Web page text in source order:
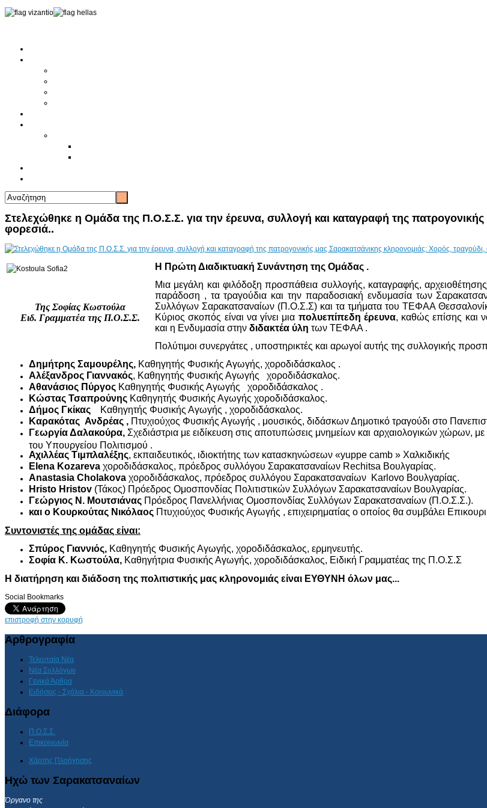
Στελεχώθηκε η Ομάδα της Π.Ο.Σ.Σ. για την έρευνα, συλλογή και καταγραφή της
φορεσιά..
Της Σοφίας Κωστούλα
Ειδ. Γραμματέα της Π.Ο.Σ.Σ.
Η Πρώτη Διαδικτυακή Συνάντηση της Ομάδας .
Μια μεγάλη και φιλόδοξη προσπάθεια συλλογής, καταγραφής,
παράδοση , τα τραγούδια και την παραδοσιακή ενδυμασία των
Συλλόγων Σαρακατσαναίων (Π.Ο.Σ.Σ) και τα τμήματα του ΤΕΦΑΑ
Κύριος σκοπός είναι να γίνει μια πολυεπίπεδη έρευνα, καθώς επίσης και
και η Ενδυμασία στην διδακτέα ύλη των ΤΕΦΑΑ .
Πολύτιμοι συνεργάτες , υποστηρικτές και αρωγοί αυτής της συλλογικής
Δημήτρης Σαμουρέλης, Καθηγητής Φυσικής Αγωγής, χοροδιδάσκαλος .
Αλέξανδρος Γιαννακός, Καθηγητής Φυσικής Αγωγής χοροδιδάσκαλος.
Αθανάσιος Πύργος Καθηγητής Φυσικής Αγωγής χοροδιδάσκαλος .
Κώστας Τσαπρούνης Καθηγητής Φυσικής Αγωγής χοροδιδάσκαλος.
Δήμος Γκίκας Καθηγητής Φυσικής Αγωγής , χοροδιδάσκαλος.
Καρακότας Ανδρέας , Πτυχιούχος Φυσικής Αγωγής , μουσικός, διδάσκων Δημοτικό τραγούδι στο
Γεωργία Δαλακούρα, Σχεδιάστρια με ειδίκευση στις αποτυπώσεις μνημείων και αρχαιολογικών χώρων,
του Υπουργείου Πολιτισμού .
Αχιλλέας Τιμπλαλέξης, εκπαιδευτικός, ιδιοκτήτης των κατασκηνώσεων «yuppe camb » Χαλκιδικής
Elena Kozareva χοροδιδάσκαλος, πρόεδρος συλλόγου Σαρακατσαναίων Rechitsa Βουλγαρίας.
Anastasia Cholakova χοροδιδάσκαλος, πρόεδρος συλλόγου Σαρακατσαναίων Karlovo Βουλγαρίας.
Hristo Hristov (Τάκος) Πρόεδρος Ομοσπονδίας Πολιτιστικών Συλλόγων Σαρακατσαναίων Βουλγαρίας.
Γεώργιος Ν. Μουτσιάνας Πρόεδρος Πανελλήνιας Ομοσπονδίας Συλλόγων Σαρακατσαναίων (Π.Ο.Σ.Σ.).
και ο Κουρκούτας Νικόλαος Πτυχιούχος Φυσικής Αγωγής , επιχειρηματίας ο οποίος θα συμβάλει
Συντονιστές της ομάδας είναι:
Σπύρος Γιαννιός, Καθηγητής Φυσικής Αγωγής, χοροδιδάσκαλος, ερμηνευτής.
Σοφία Κ. Κωστούλα, Καθηγήτρια Φυσικής Αγωγής, χοροδιδάσκαλος, Ειδική Γραμματέας της Π.Ο.Σ.Σ
Η διατήρηση και διάδοση της πολιτιστικής μας κληρονομιάς είναι ΕΥΘΥΝΗ όλων μας...
Social Bookmarks
επιστροφή στην κορυφή
Αρθρογραφία
Τελευταία Νέα
Νέα Συλλόγων
Γενικά Άρθρα
Ειδήσεις - Σχόλια - Κοινωνικά
Διάφορα
Π.Ο.Σ.Σ.
Επικοινωνία
Χάρτης Πλοήγησης
Ηχώ των Σαρακατσαναίων
Όργανο της